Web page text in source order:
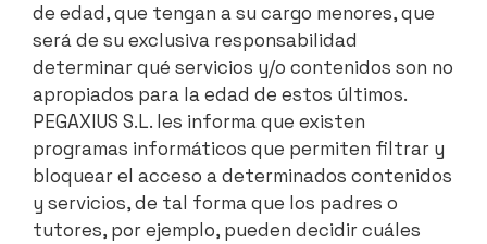
de edad, que tengan a su cargo menores, que
será de su exclusiva responsabilidad
determinar qué servicios y/o contenidos son no
apropiados para la edad de estos últimos.
PEGAXIUS S.L. les informa que existen
programas informáticos que permiten filtrar y
bloquear el acceso a determinados contenidos
y servicios, de tal forma que los padres o
tutores, por ejemplo, pueden decidir cuáles